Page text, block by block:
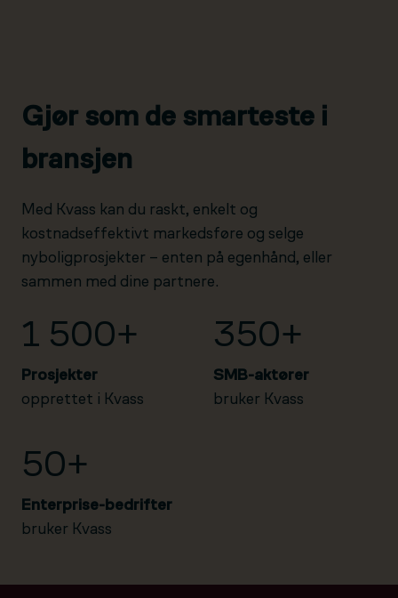
Gjør som de smarteste i
bransjen
Med Kvass kan du raskt, enkelt og
kostnadseffektivt markedsføre og selge
nyboligprosjekter – enten på egenhånd, eller
sammen med dine partnere.
1 500+
Prosjekter
opprettet i Kvass
350+
SMB-aktører
bruker Kvass
50+
Enterprise-bedrifter
bruker Kvass